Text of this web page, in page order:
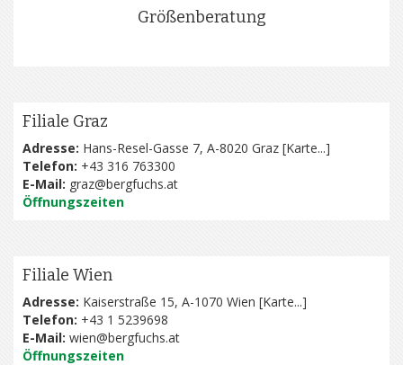
Größenberatung
Filiale Graz
Adresse: Hans-Resel-Gasse 7, A-8020 Graz [Karte...]
Telefon: +43 316 763300
E-Mail: graz@bergfuchs.at
Öffnungszeiten
Filiale Wien
Adresse: Kaiserstraße 15, A-1070 Wien [Karte...]
Telefon: +43 1 5239698
E-Mail: wien@bergfuchs.at
Öffnungszeiten